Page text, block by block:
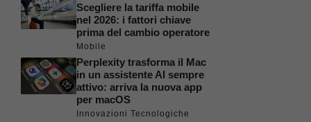
Scegliere la tariffa mobile
nel 2026: i fattori chiave
prima del cambio operatore
Mobile
Perplexity trasforma il Mac
in un assistente AI sempre
attivo: arriva la nuova app
per macOS
Innovazioni Tecnologiche